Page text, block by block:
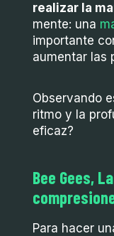
realizar la
mente: una
importante
aumentar las
Observando
ritmo y la
eficaz?
Bee Gees,
Para hacer